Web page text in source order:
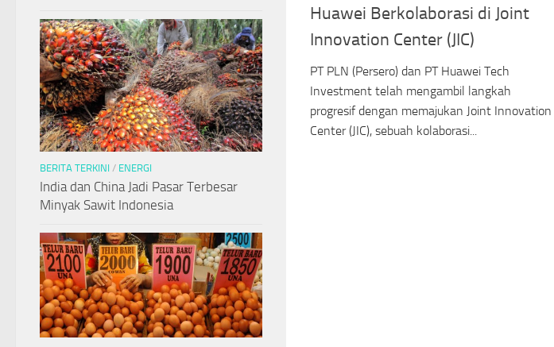
Huawei Berkolaborasi di Joint
Innovation Center (JIC)
PT PLN (Persero) dan PT Huawei Tech
Investment telah mengambil langkah
progresif dengan memajukan Joint Innovation
Center (JIC), sebuah kolaborasi...
BERITA TERKINI / ENERGI
India dan China Jadi Pasar Terbesar
Minyak Sawit Indonesia